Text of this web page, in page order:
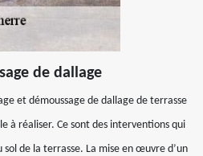
de dallage
et démoussage de dallage de terrasse
à réaliser. Ce sont des interventions qui
de la terrasse. La mise en œuvre d’un